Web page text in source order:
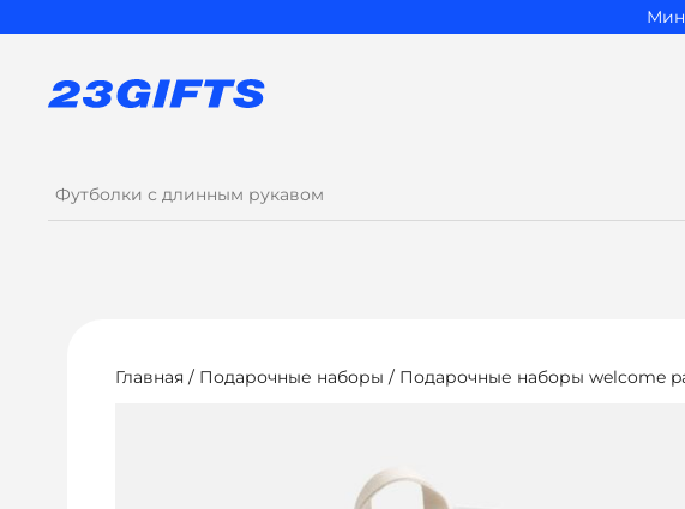
Главная / Подарочные наборы / Подарочные наборы welcome